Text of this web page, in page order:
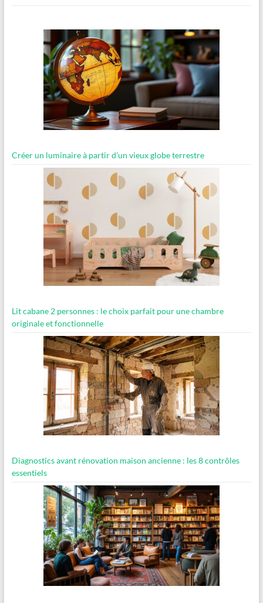
Créer un luminaire à partir d’un vieux globe terrestre
Lit cabane 2 personnes : le choix parfait pour une chambre
originale et fonctionnelle
Diagnostics avant rénovation maison ancienne : les 8 contrôles
essentiels